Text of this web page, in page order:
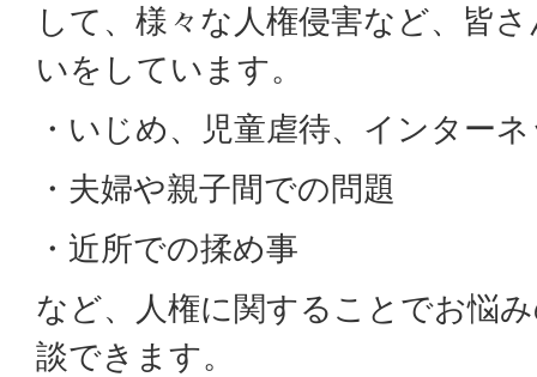
して、様々な人権侵害など、皆
いをしています。
・いじめ、児童虐待、インター
・夫婦や親子間での問題
・近所での揉め事
など、人権に関することでお悩
談できます。